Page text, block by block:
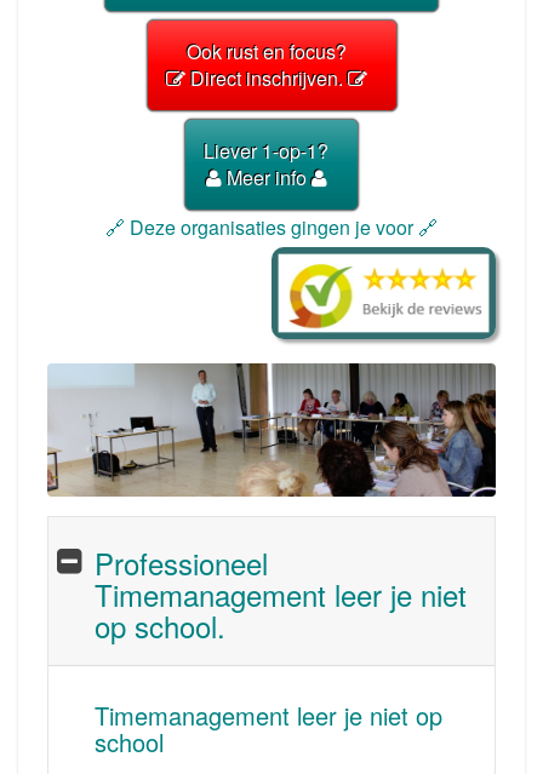
Ook rust en focus?
Direct inschrijven.
Liever 1-op-1?
Meer info
🔗 Deze organisaties gingen je voor 🔗
Professioneel
Timemanagement leer je niet
op school.
Timemanagement leer je niet op
school